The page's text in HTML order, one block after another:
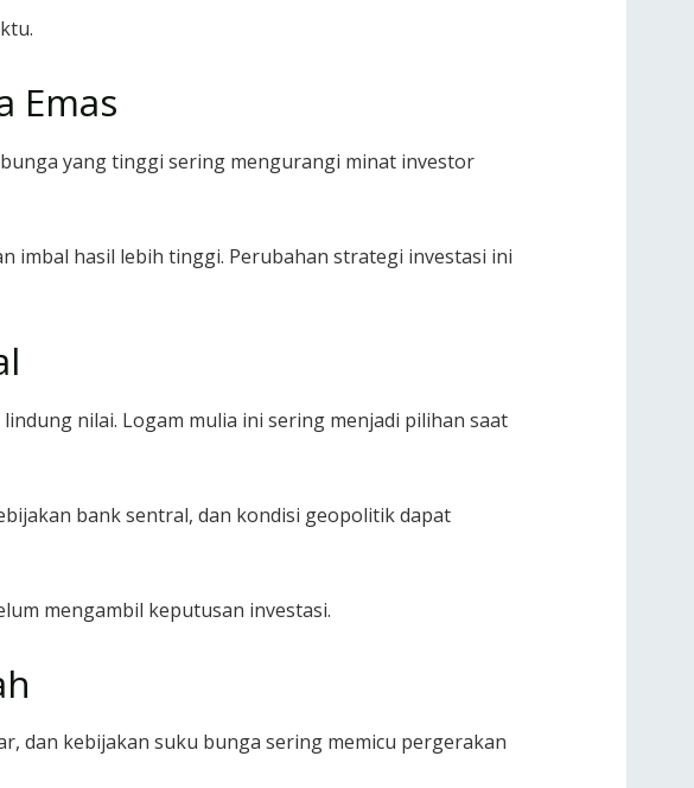
Emas
yang tinggi sering mengurangi minat investor
imbal hasil lebih tinggi. Perubahan strategi investasi ini
nilai. Logam mulia ini sering menjadi pilihan saat
bank sentral, dan kondisi geopolitik dapat
mengambil keputusan investasi.
dan kebijakan suku bunga sering memicu pergerakan